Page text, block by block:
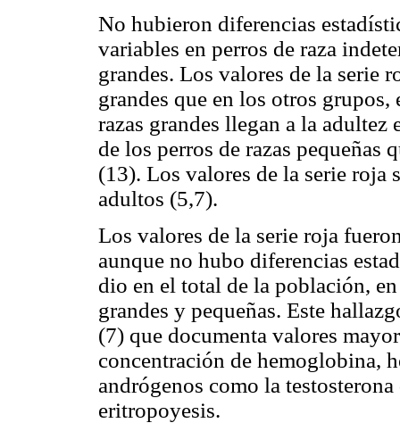
No hubieron diferencias
variables en perros de raza
grandes. Los valores de la serie
grandes que en los otros grupos,
razas grandes llegan a la
de los perros de razas pequeñas
(13). Los valores de la serie roja
adultos (5,7).
Los valores de la serie roja
aunque no hubo diferencias
dio en el total de la población,
grandes y pequeñas. Este
(7) que documenta valores
concentración de hemoglobina,
andrógenos como la
eritropoyesis.